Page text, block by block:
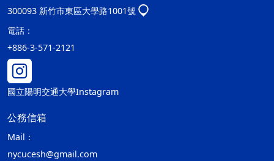
300093 新竹市東區大學路1001號
電話：
+886-3-571-2121
國立陽明交通大學Instagram
公務信箱
Mail：
nycucesh@gmail.com